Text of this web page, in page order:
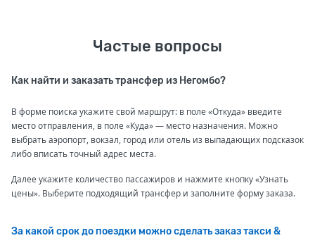
Частые вопросы
Как найти и заказать трансфер из Негомбо?
В форме поиска укажите свой маршрут: в поле «Откуда» введите
место отправления, в поле «Куда» — место назначения. Можно
выбрать аэропорт, вокзал, город или отель из выпадающих подсказок
либо вписать точный адрес места.
Далее укажите количество пассажиров и нажмите кнопку «Узнать
цены». Выберите подходящий трансфер и заполните форму заказа.
За какой срок до поездки можно сделать заказ такси &